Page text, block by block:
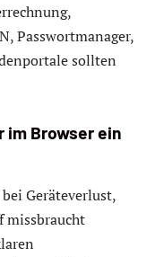
Passwortmanager,
sollten
im Browser ein
Geräteverlust,
missbraucht